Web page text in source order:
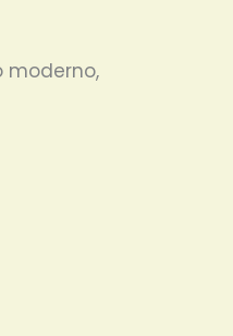
moderno,